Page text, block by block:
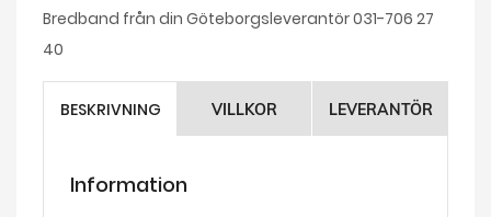
Bredband från din Göteborgsleverantör 031-706 27
40
BESKRIVNING VILLKOR LEVERANTÖR
Information